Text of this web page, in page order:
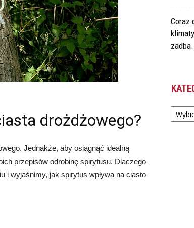
drożdżowego?
Jednakże, aby osiągnąć idealną
przepisów odrobinę spirytusu. Dlaczego
i wyjaśnimy, jak spirytus wpływa na ciasto
Coraz